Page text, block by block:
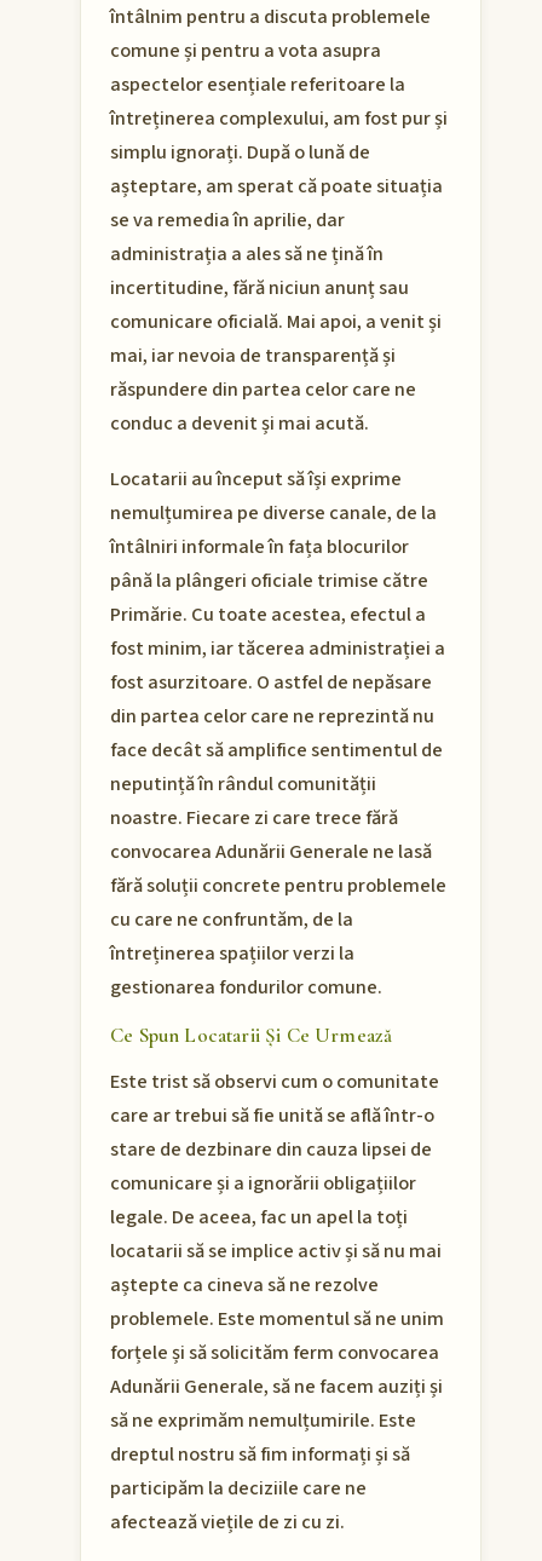
întâlnim pentru a discuta problemele
comune și pentru a vota asupra
aspectelor esențiale referitoare la
întreținerea complexului, am fost pur și
simplu ignorați. După o lună de
așteptare, am sperat că poate situația
se va remedia în aprilie, dar
administrația a ales să ne țină în
incertitudine, fără niciun anunț sau
comunicare oficială. Mai apoi, a venit și
mai, iar nevoia de transparență și
răspundere din partea celor care ne
conduc a devenit și mai acută.
Locatarii au început să își exprime
nemulțumirea pe diverse canale, de la
întâlniri informale în fața blocurilor
până la plângeri oficiale trimise către
Primărie. Cu toate acestea, efectul a
fost minim, iar tăcerea administrației a
fost asurzitoare. O astfel de nepăsare
din partea celor care ne reprezintă nu
face decât să amplifice sentimentul de
neputință în rândul comunității
noastre. Fiecare zi care trece fără
convocarea Adunării Generale ne lasă
fără soluții concrete pentru problemele
cu care ne confruntăm, de la
întreținerea spațiilor verzi la
gestionarea fondurilor comune.
Ce Spun Locatarii Și Ce Urmează
Este trist să observi cum o comunitate
care ar trebui să fie unită se află într-o
stare de dezbinare din cauza lipsei de
comunicare și a ignorării obligațiilor
legale. De aceea, fac un apel la toți
locatarii să se implice activ și să nu mai
aștepte ca cineva să ne rezolve
problemele. Este momentul să ne unim
forțele și să solicităm ferm convocarea
Adunării Generale, să ne facem auziți și
să ne exprimăm nemulțumirile. Este
dreptul nostru să fim informați și să
participăm la deciziile care ne
afectează viețile de zi cu zi.